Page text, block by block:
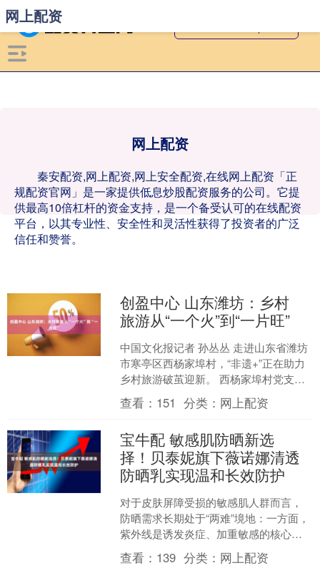
网上配资
秦安配资,网上配资,网上安全配资,在线网上配资「正
规配资官网」是一家提供低息炒股配资服务的公司。它提
供最高10倍杠杆的资金支持，是一个备受认可的在线配资
平台，以其专业性、安全性和灵活性获得了投资者的广泛
信任和赞誉。
网上配资
创盈中心 山东潍坊：乡村
旅游从“一个火”到“一片旺”
中国文化报记者 孙丛丛 走进山东省潍坊
市寒亭区西杨家埠村，“非遗+”正在助力
乡村旅游破茧迎新。 西杨家埠村党支部
负责人介绍，近年来，西杨家埠村依托
风筝、年画两大....
查看： 151 分类： 网上配资
宝牛配 敏感肌防晒新选
择！贝泰妮旗下薇诺娜清透
防晒乳实现温和长效防护
对于皮肤屏障受损的敏感肌人群而言，
防晒需求长期处于“两难”境地：一方面，
紫外线是诱发炎症、加重敏感的核心外
源因素；另一方面，市面上多数高倍防
晒产品因化学防晒剂浓....
查看： 139 分类： 网上配资